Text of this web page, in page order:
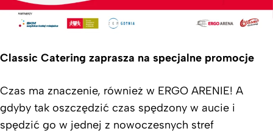
Classic Catering zaprasza na specjalne promocje
Czas ma znaczenie, również w ERGO ARENIE! A
gdyby tak oszczędzić czas spędzony w aucie i
spędzić go w jednej z nowoczesnych stref